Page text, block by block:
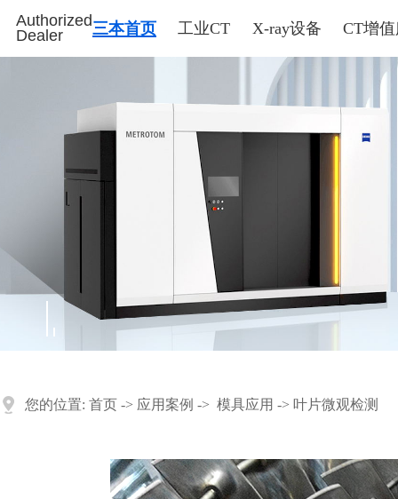
Authorized
Dealer
三本首页 工业CT X-ray设备 CT增
您的位置: 首页 -> 应用案例 -> 模具应用 -> 叶片微观检测